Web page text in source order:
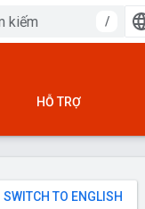
/
HỖ TRỢ